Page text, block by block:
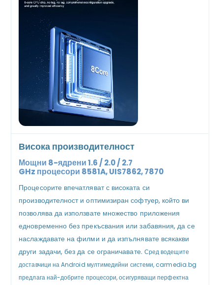
Висока производителност
Мощни 8-ядрени 1.6 / 2.0 / 2.7
GHz процесори 8581A, UIS7862, 7870
Процесорите впечатляват с високата си
производителност и оптимизиран софтуер, който ви
позволява да използвате множество приложения
едновременно без прекъсвания или забавяния, да се
наслаждавате на филми и да изпълнявате всякакви
други задачи, без да се ограничавате. Сред водещите
доставчици на Android мултимедийни системи, carmedia.bg
предлага най-добрите процесори, осигуряващи перфектна